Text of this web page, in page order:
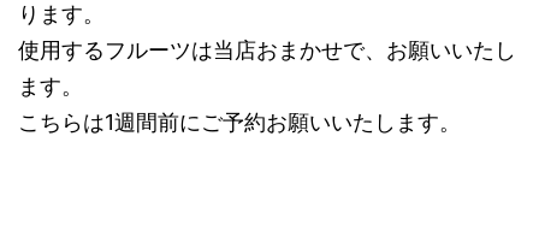
ります。
使用するフルーツは当店おまかせで、お願いいたし
ます。
こちらは1週間前にご予約お願いいたします。